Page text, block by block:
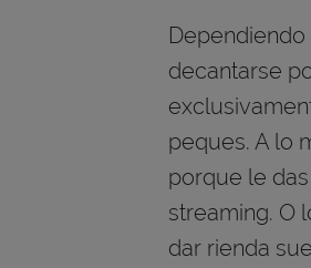
decantarse
peques. A lo
porque le
streaming. O
dar rienda